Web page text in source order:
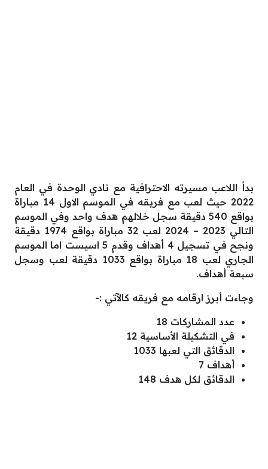
بدأ اللاعب مسيرته الاحترافية مع نادي الوحدة في العام
2022 حيث لعب مع فريقه في الموسم الاول 14 مباراة
بواقع 540 دقيقة سجل خلالهم هدف واحد وفي الموسم
التالي 2023 – 2024 لعب 32 مباراة بواقع 1974 دقيقة
ونجح في تسجيل 4 أهداف وقدم 5 اسيست اما الموسم
الجاري لعب 18 مباراة بواقع 1033 دقيقة لعب وسجل
سبعة أهداف.
وجاءت أبرز ارقامه مع فريقه كالآتي :-
عدد المشاركات 18
في التشكيلة الأساسية 12
الدقائق التي لعبها 1033
أهداف 7
الدقائق لكل هدف 148